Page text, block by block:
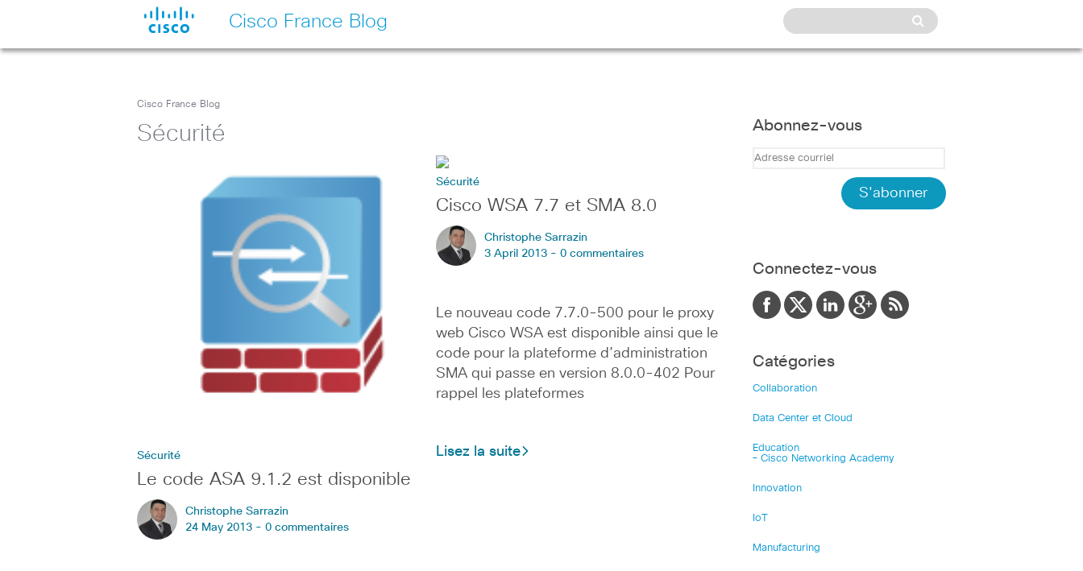
Cisco France Blog
Cisco France Blog
Sécurité
Sécurité
Le code ASA 9.1.2 est disponible
Christophe Sarrazin
24 May 2013 - 0 commentaires
Sécurité
Cisco WSA 7.7 et SMA 8.0
Christophe Sarrazin
3 April 2013 - 0 commentaires
Le nouveau code 7.7.0-500 pour le proxy
web Cisco WSA est disponible ainsi que le
code pour la plateforme d’administration
SMA qui passe en version 8.0.0-402 Pour
rappel les plateformes
Lisez la suite
Abonnez-vous
Connectez-vous
Catégories
Collaboration
Data Center et Cloud
Education
– Cisco Networking Academy
Innovation
IoT
Manufacturing